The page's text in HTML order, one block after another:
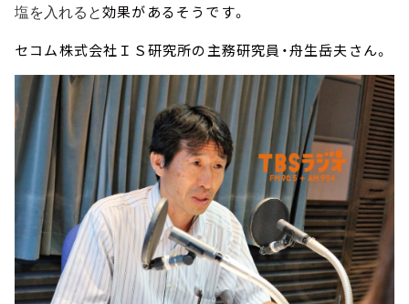
塩を入れると効果があるそうです。
セコム株式会社ＩＳ研究所の主務研究員・舟生岳夫さん。